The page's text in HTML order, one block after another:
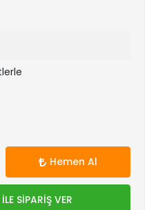
Hemen Al
SİPARİŞ VER